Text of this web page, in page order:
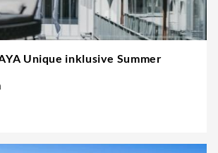
Unique inklusive Summer